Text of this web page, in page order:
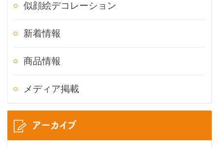
似顔絵デコレーション
新着情報
商品情報
メディア掲載
アーカイブ